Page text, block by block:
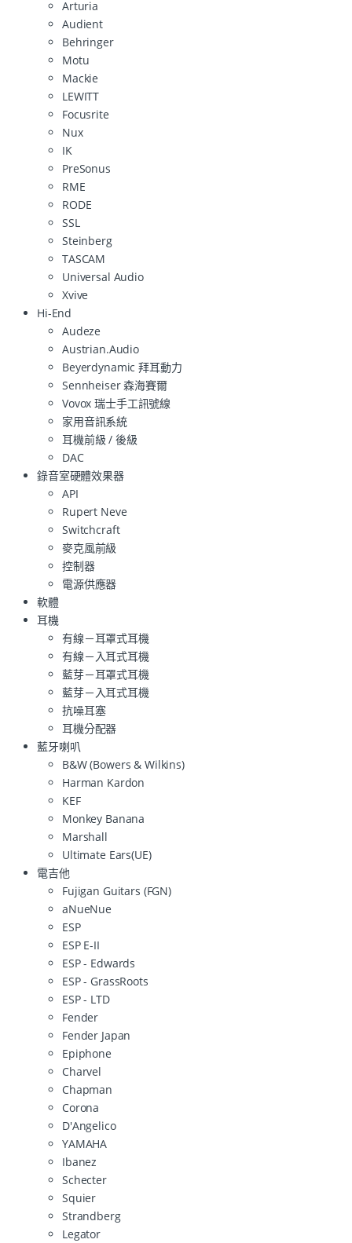
Arturia
Audient
Behringer
Motu
Mackie
LEWITT
Focusrite
Nux
IK
PreSonus
RME
RODE
SSL
Steinberg
TASCAM
Universal Audio
Xvive
Hi-End
Audeze
Austrian.Audio
Beyerdynamic 拜耳動力
Sennheiser 森海賽爾
Vovox 瑞士手工訊號線
家用音訊系統
耳機前級 / 後級
DAC
錄音室硬體效果器
API
Rupert Neve
Switchcraft
麥克風前級
控制器
電源供應器
軟體
耳機
有線－耳罩式耳機
有線－入耳式耳機
藍芽－耳罩式耳機
藍芽－入耳式耳機
抗噪耳塞
耳機分配器
藍牙喇叭
B&W (Bowers & Wilkins)
Harman Kardon
KEF
Monkey Banana
Marshall
Ultimate Ears(UE)
電吉他
Fujigan Guitars (FGN)
aNueNue
ESP
ESP E-II
ESP - Edwards
ESP - GrassRoots
ESP - LTD
Fender
Fender Japan
Epiphone
Charvel
Chapman
Corona
D'Angelico
YAMAHA
Ibanez
Schecter
Squier
Strandberg
Legator